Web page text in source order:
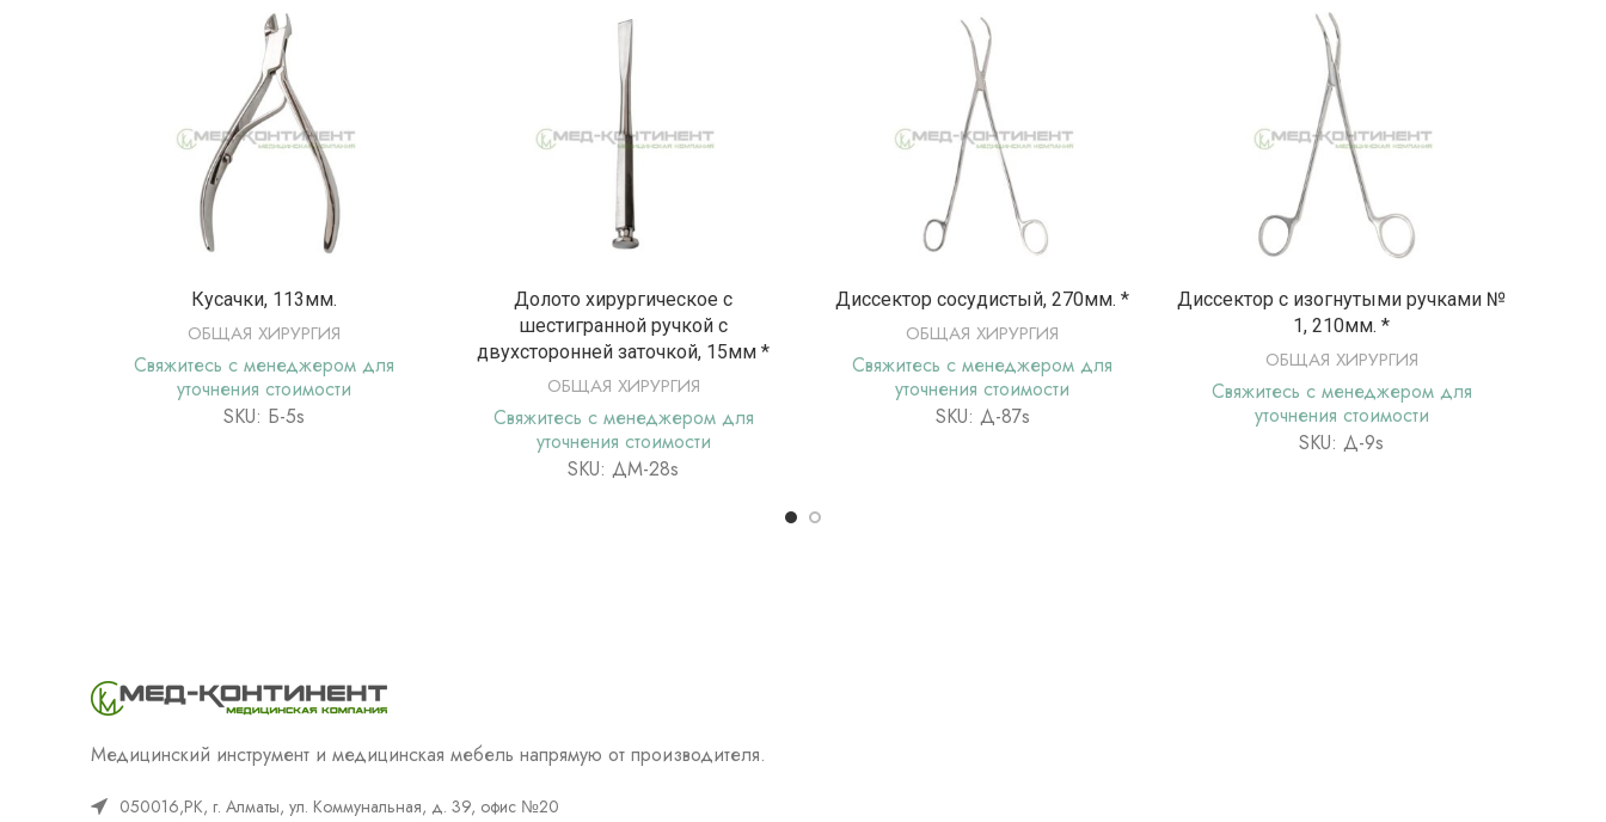
ПОДРОБНЕЕ
Кусачки, 113мм.
ОБЩАЯ ХИРУРГИЯ
Свяжитесь с менеджером для
уточнения стоимости
SKU: Б-5s
ПОДРОБНЕЕ
Долото хирургическое с
шестигранной ручкой с
двухсторонней заточкой, 15мм *
ОБЩАЯ ХИРУРГИЯ
Свяжитесь с менеджером для
уточнения стоимости
SKU: ДМ-28s
ПОДРОБНЕЕ
Диссектор сосудистый, 270мм. *
ОБЩАЯ ХИРУРГИЯ
Свяжитесь с менеджером для
уточнения стоимости
SKU: Д-87s
ПОДРОБНЕЕ
Диссектор с изогнутыми ручками №
1, 210мм. *
ОБЩАЯ ХИРУРГИЯ
Свяжитесь с менеджером для
уточнения стоимости
SKU: Д-9s
Медицинский инструмент и медицинская мебель напрямую от производителя.
050016,РК, г. Алматы, ул. Коммунальная, д. 39, офис №20